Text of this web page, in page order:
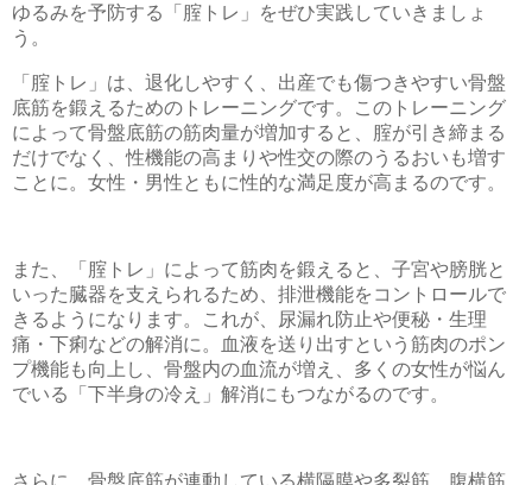
ゆるみを予防する「腟トレ」をぜひ実践していきましょ
う。
「腟トレ」は、退化しやすく、出産でも傷つきやすい骨盤
底筋を鍛えるためのトレーニングです。このトレーニング
によって骨盤底筋の筋肉量が増加すると、腟が引き締まる
だけでなく、性機能の高まりや性交の際のうるおいも増す
ことに。女性・男性ともに性的な満足度が高まるのです。
また、「腟トレ」によって筋肉を鍛えると、子宮や膀胱と
いった臓器を支えられるため、排泄機能をコントロールで
きるようになります。これが、尿漏れ防止や便秘・生理
痛・下痢などの解消に。血液を送り出すという筋肉のポン
プ機能も向上し、骨盤内の血流が増え、多くの女性が悩ん
でいる「下半身の冷え」解消にもつながるのです。
さらに、骨盤底筋が連動している横隔膜や多裂筋、腹横筋